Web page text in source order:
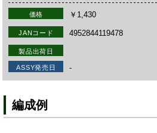
価格 ￥1,430
JANコード 4952844119478
製品出荷日
ASSY発売日 -
編成例